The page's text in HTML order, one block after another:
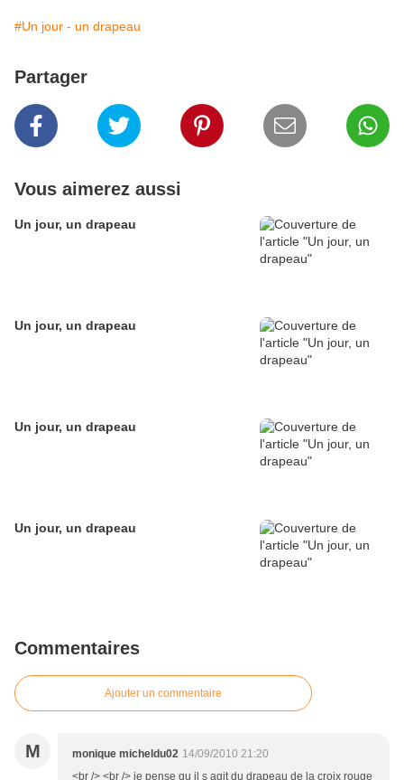
#Un jour - un drapeau
Partager
Vous aimerez aussi
Un jour, un drapeau
Un jour, un drapeau
Un jour, un drapeau
Un jour, un drapeau
Commentaires
Ajouter un commentaire
M monique micheldu02 14/09/2010 21:20
<br /> <br /> je pense qu il s agit du drapeau de la croix rouge